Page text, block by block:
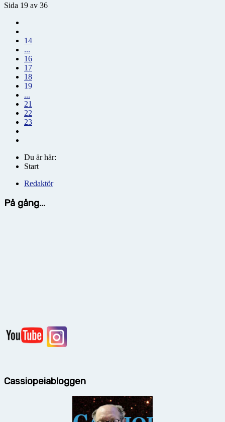
Sida 19 av 36
14
...
16
17
18
19
...
21
22
23
Du är här:
Start
Redaktör
På gång...
Cassiopeiabloggen